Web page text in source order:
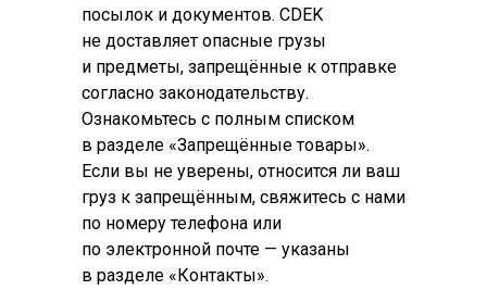
посылок и документов. CDEK
не доставляет опасные грузы
и предметы, запрещённые к отправке
согласно законодательству.
Ознакомьтесь с полным списком
в разделе «Запрещённые товары».
Если вы не уверены, относится ли ваш
груз к запрещённым, свяжитесь с нами
по номеру телефона или
по электронной почте — указаны
в разделе «Контакты».